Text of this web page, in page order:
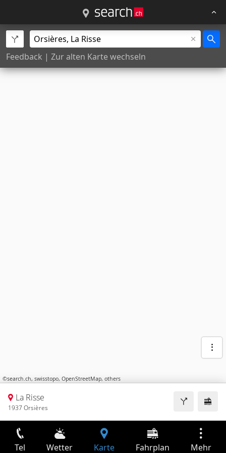
Feedback | Zur alten Karte wechseln
©search.ch, swisstopo, OpenStreetMap, others
La Risse
1937 Orsières
Tel Wetter Karte Fahrplan Mehr